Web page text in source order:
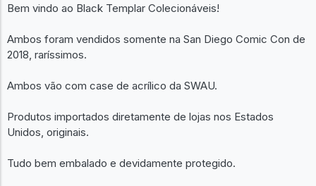
Bem vindo ao Black Templar Colecionáveis!
Ambos foram vendidos somente na San Diego Comic Con de
2018, raríssimos.
Ambos vão com case de acrílico da SWAU.
Produtos importados diretamente de lojas nos Estados
Unidos, originais.
Tudo bem embalado e devidamente protegido.